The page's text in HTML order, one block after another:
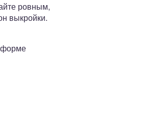
ровным,
выкройки.
форме